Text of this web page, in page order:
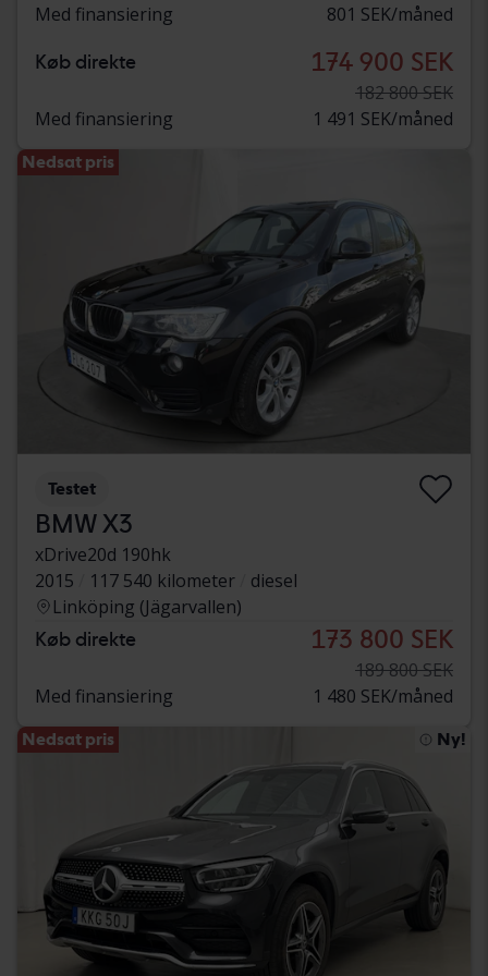
Med finansiering 801 SEK/måned
Køb direkte 174 900 SEK
182 800 SEK
Med finansiering
1 491 SEK/måned
Nedsat pris
Testet
BMW X3
xDrive20d 190hk
2015
117 540 kilometer
diesel
Linköping (Jägarvallen)
Køb direkte 173 800 SEK
189 800 SEK
Med finansiering
1 480 SEK/måned
Nedsat pris Ny!